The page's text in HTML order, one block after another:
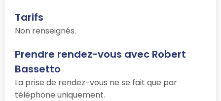
Tarifs
Non renseignés.
Prendre rendez-vous avec Robert
Bassetto
La prise de rendez-vous ne se fait que par
téléphone uniquement.